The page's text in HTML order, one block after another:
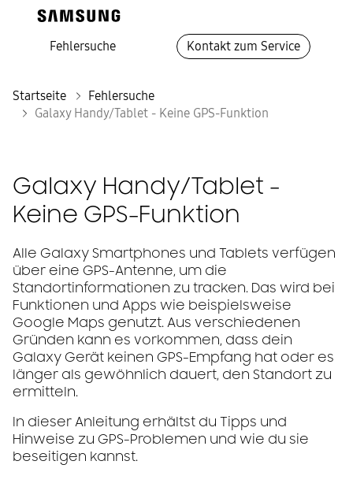
Fehlersuche Kontakt zum Service
Startseite
Fehlersuche
Galaxy Handy/Tablet - Keine GPS-Funktion
Galaxy Handy/Tablet -
Keine GPS-Funktion
Alle Galaxy Smartphones und Tablets verfügen
über eine GPS-Antenne, um die
Standortinformationen zu tracken. Das wird bei
Funktionen und Apps wie beispielsweise
Google Maps genutzt. Aus verschiedenen
Gründen kann es vorkommen, dass dein
Galaxy Gerät keinen GPS-Empfang hat oder es
länger als gewöhnlich dauert, den Standort zu
ermitteln.
In dieser Anleitung erhältst du Tipps und
Hinweise zu GPS-Problemen und wie du sie
beseitigen kannst.